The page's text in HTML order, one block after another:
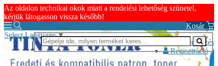
Az oldalon technikai okok miatt a rendelési lehetőség szünetel,
kérjük látogasson vissza később!
Kosár
Bejelentkezés
Regisztráció
Select Language▼